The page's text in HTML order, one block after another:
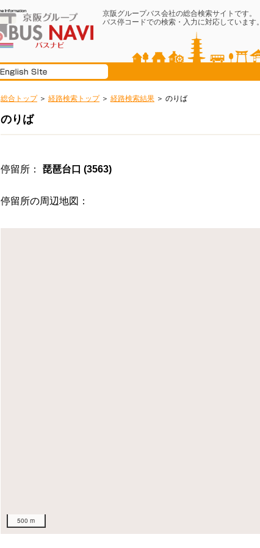
京阪グループバス会社の総合検索サイトです。
バス停コードでの検索・入力に対応しています。
総合トップ 経路検索トップ 経路検索結果 のりば
のりば
停留所 琵琶台口 (3563)
停留所の周辺地図